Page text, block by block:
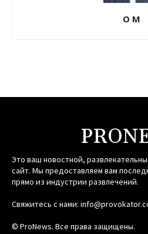
О М
Это ваш новостной,
сайт. Мы предоставляем вам
прямо из индустрии развлечений.
Свяжитесь с нами:
© ProNews. Все права защищены.